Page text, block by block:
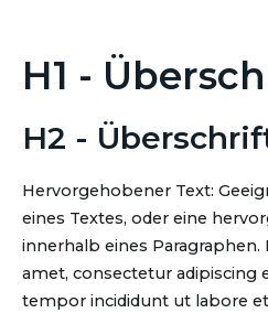
H1 -
H2 -
Hervorgehobener Text:
eines Textes, oder eine
innerhalb eines
amet, consectetur adipiscing
tempor incididunt ut labore